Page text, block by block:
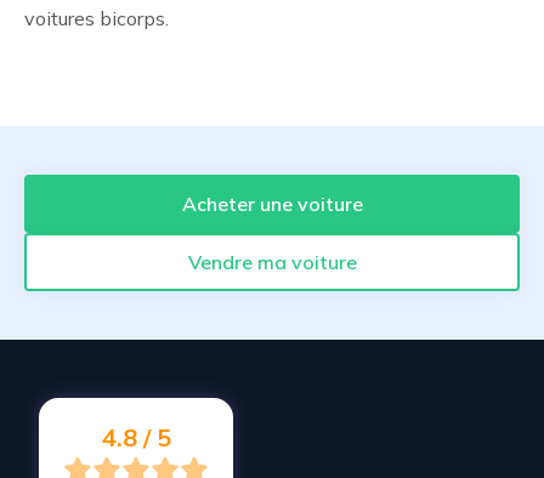
voitures bicorps.
Acheter une voiture
Vendre ma voiture
4.8 / 5